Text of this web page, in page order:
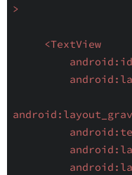
>
<TextView
android:id